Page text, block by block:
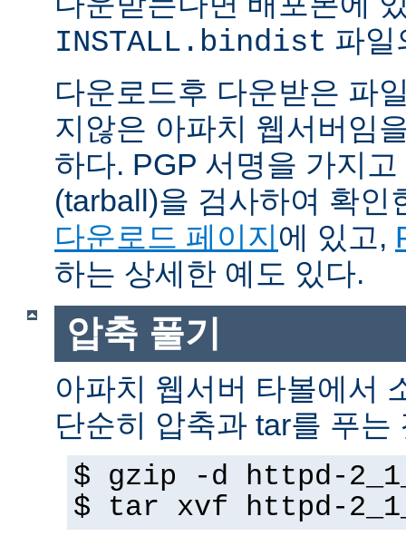
INSTALL.bindist 파일
다운로드후 다운받은 파
지않은 아파치 웹서버임
하다. PGP 서명을 가지
(tarball)을 검사하여 확인
다운로드 페이지 에 있고,
하는 상세한 예도 있다.
압축 풀기
아파치 웹서버 타볼에서
단순히 압축과 tar를 푸는
$ gzip -d httpd-
$ tar xvf httpd-